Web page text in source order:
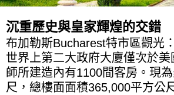
沉重歷史與皇家輝煌的交錯
布加勒斯Bucharest特市區觀光
世界上第二大政府大廈僅次於
師所建造內有1100間客房。現
尺，總樓面面積365,000平方公